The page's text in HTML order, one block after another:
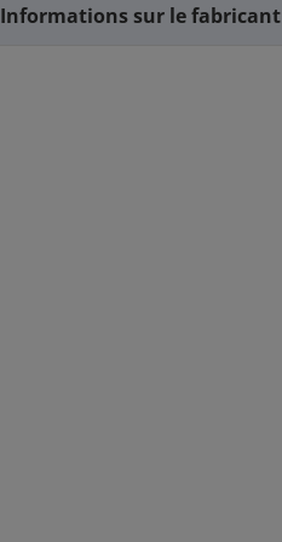
Informations sur le fabricant